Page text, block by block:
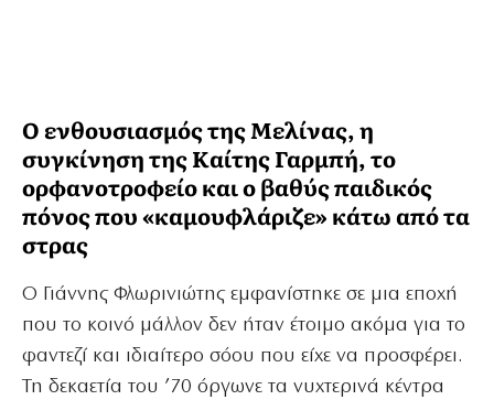
Ο ενθουσιασμός της Μελίνας, η
συγκίνηση της Καίτης Γαρμπή, το
ορφανοτροφείο και ο βαθύς παιδικός
πόνος που «καμουφλάριζε» κάτω από τα
στρας
Ο Γιάννης Φλωρινιώτης εμφανίστηκε σε μια εποχή
που το κοινό μάλλον δεν ήταν έτοιμο ακόμα για το
φαντεζί και ιδιαίτερο σόου που είχε να προσφέρει.
Τη δεκαετία του ’70 όργωνε τα νυχτερινά κέντρα